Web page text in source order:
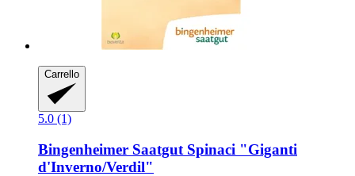
Carrello
5.0 (1)
Bingenheimer Saatgut Spinaci "Giganti
d'Inverno/Verdil"